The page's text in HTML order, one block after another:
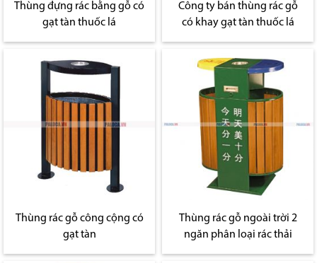
Thùng đựng rác bằng gỗ có
gạt tàn thuốc lá
Công ty bán thùng rác gỗ
có khay gạt tàn thuốc lá
Thùng rác gỗ công cộng có
gạt tàn
Thùng rác gỗ ngoài trời 2
ngăn phân loại rác thải